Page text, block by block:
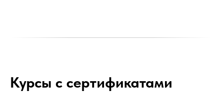
Курсы с сертификатами